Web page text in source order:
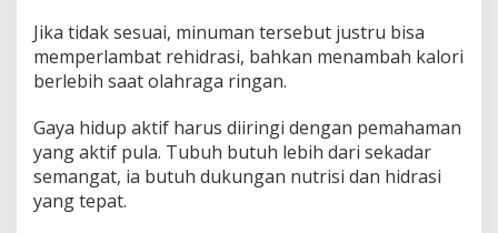
Jika tidak sesuai, minuman tersebut justru bisa
memperlambat rehidrasi, bahkan menambah kalori
berlebih saat olahraga ringan.
Gaya hidup aktif harus diiringi dengan pemahaman
yang aktif pula. Tubuh butuh lebih dari sekadar
semangat, ia butuh dukungan nutrisi dan hidrasi
yang tepat.